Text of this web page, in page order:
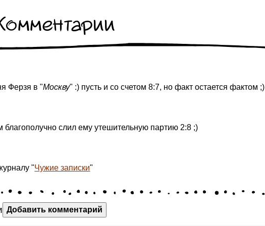
Ферзя в "Москву" :) пусть и со счетом 8:7, но факт остается фактом ;)
слил ему утешительную партию 2:8 ;)
"Чужие записки"
Добавить комментарий